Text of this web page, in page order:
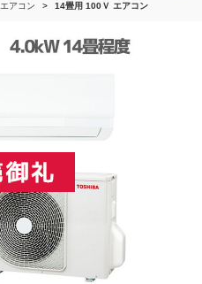
エアコン 14畳用 100Ｖ エアコン